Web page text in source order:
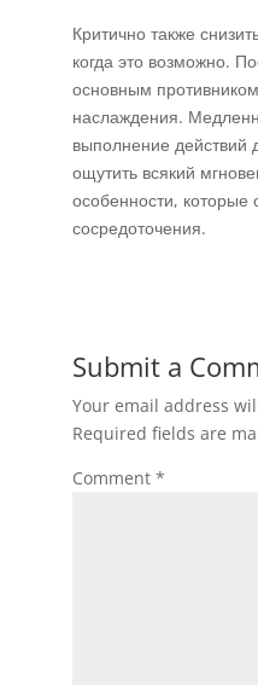
Критично также
когда это возможно.
основным
наслаждения.
выполнение действий
ощутить всякий
особенности, которые
сосредоточения.
Submit a
Your email address
Required fields are
Comment *